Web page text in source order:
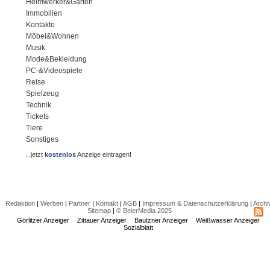
Immobilien
Kontakte
Möbel&Wohnen
Musik
Mode&Bekleidung
PC-&Videospiele
Reise
Spielzeug
Technik
Tickets
Tiere
Sonstiges
...jetztkostenlosAnzeige eintragen!
Redaktion| Werben| Partner| Kontakt| AGB| Impressum & Datenschutzerklärung|
Sitemap| © BeierMedia 2025
Görlitzer Anzeiger
Zittauer Anzeiger Bautzner Anzeiger
Weißwasser Anzeiger
Sozialblatt